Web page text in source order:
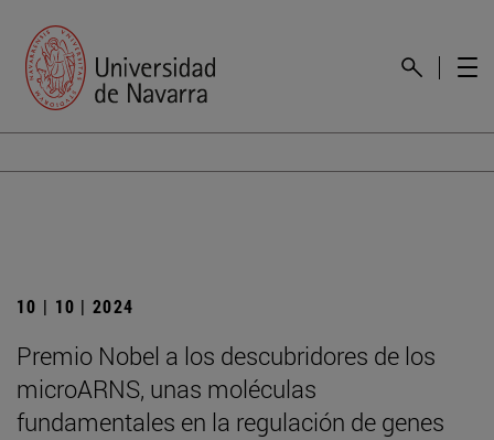
10 | 10 | 2024
Premio Nobel a los descubridores de los
microARNS, unas moléculas
fundamentales en la regulación de genes